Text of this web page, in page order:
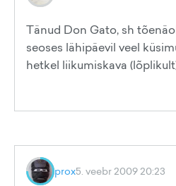
Tänud Don Gato, sh
seoses lähipäevil veel
hetkel liikumiskava
prox5. veebr 2009 20:23